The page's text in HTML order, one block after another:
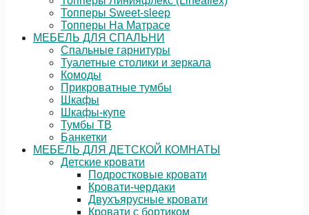
Топперы Sweet-sleep
Топперы На Матрасе
МЕБЕЛЬ ДЛЯ СПАЛЬНИ
Спальные гарнитуры
Туалетные столики и зеркала
Комоды
Прикроватные тумбы
Шкафы
Шкафы-купе
Тумбы ТВ
Банкетки
МЕБЕЛЬ ДЛЯ ДЕТСКОЙ КОМНАТЫ
Детские кровати
Подростковые кровати
Кровати-чердаки
Двухъярусные кровати
Кровати с бортиком